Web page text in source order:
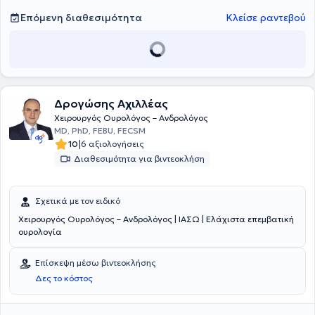
παροχή υψηλού επιπέδου ιατρικών υπηρεσιών, βασισμένων σε
Επόμενη διαθεσιμότητα
Κλείσε ραντεβού
Δρογώσης Αχιλλέας
Χειρουργός Ουρολόγος – Ανδρολόγος
MD, PhD, FEBU, FECSM
10|6 αξιολογήσεις
Διαθεσιμότητα για βιντεοκλήση
Σχετικά με τον ειδικό
Χειρουργός Ουρολόγος – Ανδρολόγος | ΙΑΣΩ | Ελάχιστα επεμβατική
ουρολογία
Επίσκεψη μέσω βιντεοκλήσης
Δες το κόστος